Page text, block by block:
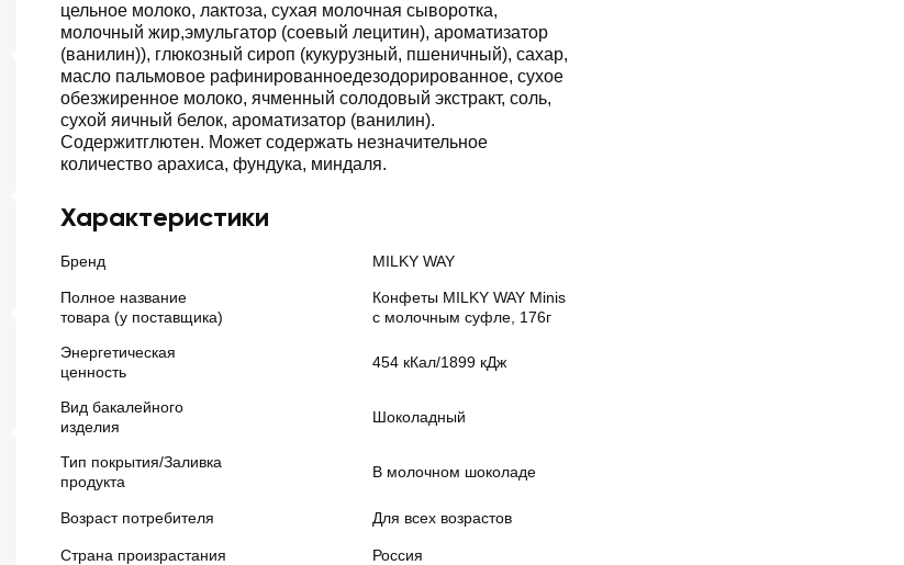
цельное молоко, лактоза, сухая молочная сыворотка,
молочный жир,эмульгатор (соевый лецитин), ароматизатор
(ванилин)), глюкозный сироп (кукурузный, пшеничный), сахар,
масло пальмовое рафинированноедезодорированное, сухое
обезжиренное молоко, ячменный солодовый экстракт, соль,
сухой яичный белок, ароматизатор (ванилин).
Содержитглютен. Может содержать незначительное
количество арахиса, фундука, миндаля.
Характеристики
Бренд MILKY WAY
Полное название
товара (у поставщика)
Конфеты MILKY WAY Minis
с молочным суфле, 176г
Энергетическая
ценность
454 кКал/1899 кДж
Вид бакалейного
изделия
Шоколадный
Тип покрытия/Заливка
продукта
В молочном шоколаде
Возраст потребителя Для всех возрастов
Страна произрастания Россия